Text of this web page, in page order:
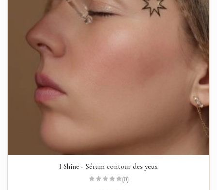
I Shine - Sérum contour des yeux
(0)